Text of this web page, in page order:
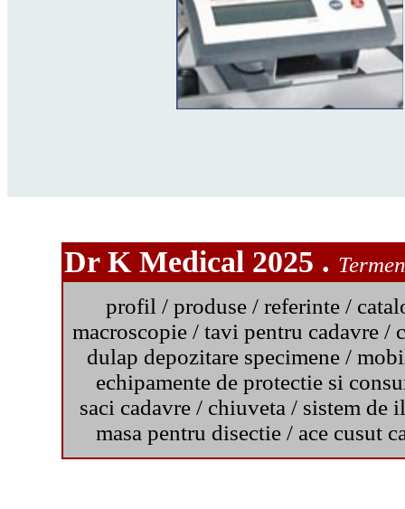
Dr K Medical 2025 .
profil / produse / referinte /
macroscopie/ tavi pentru cadavre/
dulap depozitare specimene /
echipamente de protectie si
saci cadavre / chiuveta / sistem de
masa pentru disectie / ace cusut